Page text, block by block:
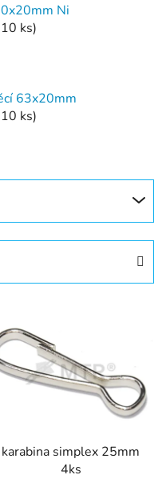
Ni
ks)
63x20mm
ks)
karabina simplex 25mm
4ks